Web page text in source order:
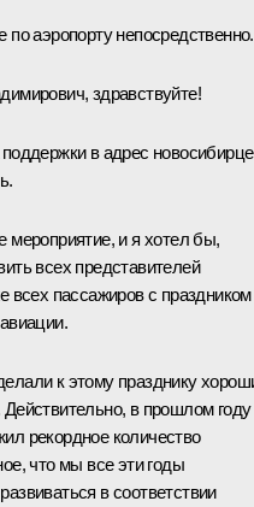
аэропорту непосредственно.
здравствуйте!
в адрес
мероприятие, и я хотел бы,
всех представителей
всех пассажиров с
к этому празднику
в прошлом году
рекордное количество
что мы все эти годы
в соответствии